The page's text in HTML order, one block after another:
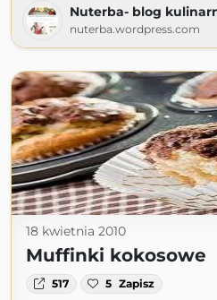
Nuterba- blog
nuterba.wordpress.com
18 kwietnia 2010
Muffinki kokosowe
517 5 Zapisz